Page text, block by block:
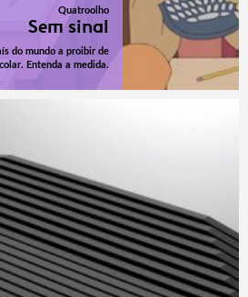
Quatroolho
Sem sinal
do mundo a proibir de
Entenda a medida.